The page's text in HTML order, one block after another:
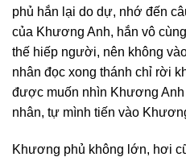
phủ hắn lại do dự, nhớ đến
của Khương Anh, hắn vô
thế hiếp người, nên không
nhân đọc xong thánh chỉ rời
được muốn nhìn Khương
nhân, tự mình tiến vào
Khương phủ không lớn, hơi